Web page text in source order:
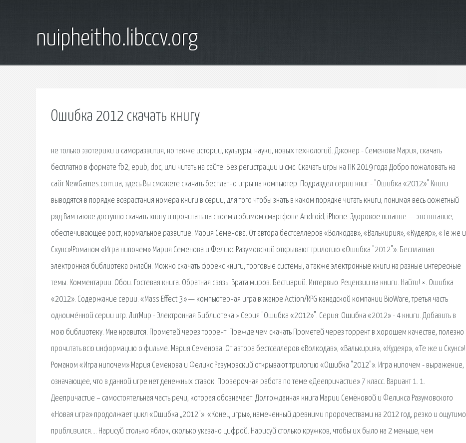
nuipheitho.libccv.org
Ошибка 2012 скачать книгу
не только эзотерики и саморазвития, но также истории, культуры, науки, новых технологий. Джокер - Семенова Мария, скачать
бесплатно в формате fb2, epub, doc, или читать на сайте. Без регистрации и смс. Скачать игры на ПК 2019 года Добро пожаловать на
сайт NewGames.com.ua, здесь Вы сможете скачать бесплатно игры на компьютер. Подраздел серии книг - "Ошибка «2012»" Книги
выводятся в порядке возрастания номера книги в серии, для того чтобы знать в каком порядке читать книги, понимая весь сюжетный
ряд.Вам также доступно скачать книгу и прочитать на своем любимом смартфоне Android, iPhone. Здоровое питание — это питание,
обеспечивающее рост, нормальное развитие. Мария Семёнова. От автора бестселлеров «Волкодав», «Валькирия», «Кудеяр», «Те же и
Скунс»!Романом «Игра нипочем» Мария Семенова и Феликс Разумовский открывают трилогию «Ошибка "2012"». Бесплатная
электронная библиотека онлайн. Можно скачать форекс книги, торговые системы, а также электронные книги на разные интересные
темы. Комментарии. Обои. Гостевая книга. Обратная связь. Врата миров. Бестиарий. Интервью. Рецензии на книги. Найти! ×. Ошибка
«2012». Содержание серии. «Mass Effect 3» — компьютерная игра в жанре Action/RPG канадской компании BioWare, третья часть
одноимённой серии игр. ЛитМир - Электронная Библиотека > Серия "Ошибка «2012»". Серия: Ошибка «2012» - 4 книги. Добавить в
мою библиотеку. Мне нравится. Прометей через торрент: Прежде чем скачать Прометей через торрент в хорошем качестве, полезно
прочитать всю информацию о фильме. Мария Семенова. От автора бестселлеров «Волкодав», «Валькирия», «Кудеяр», «Те же и Скунс»!
Романом «Игра нипочем» Мария Семенова и Феликс Разумовский открывают трилогию «Ошибка "2012"». Игра нипочем - выражение,
означающее, что в данной игре нет денежных ставок. Проверочная работа по теме «Деепричастие» 7 класс. Вариант 1. 1.
Деепричастие – самостоятельная часть речи, которая обозначает. Долгожданная книга Марии Семёновой и Феликса Разумовского
«Новая игра» продолжает цикл «Ошибка „2012"». «Конец игры», намеченный древними пророчествами на 2012 год, резко и ощутимо
приблизился…. Нарисуй столько яблок, сколько указано цифрой. Нарисуй столько кружков, чтобы их было на 2 меньше, чем